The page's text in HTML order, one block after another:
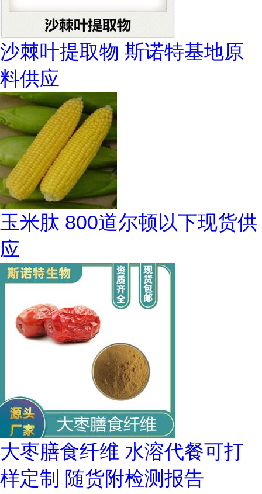
沙棘叶提取物 斯诺特基地原
料供应
玉米肽 800道尔顿以下现货供
应
大枣膳食纤维 水溶代餐可打
样定制 随货附检测报告